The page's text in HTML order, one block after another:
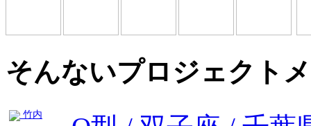
そんないプロジェクト
竹内